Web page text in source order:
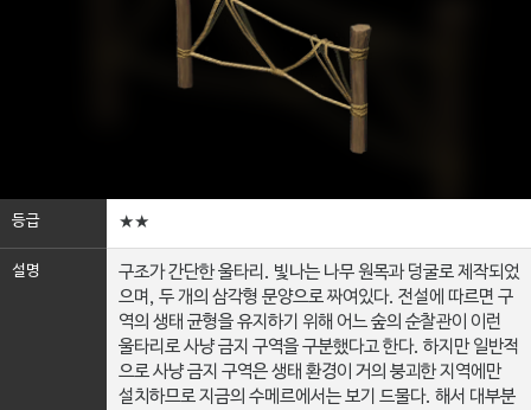
등급 ★★
설명
구조가 간단한 울타리. 빛나는 나무 원목과 덩굴로 제작되었
으며, 두 개의 삼각형 문양으로 짜여있다. 전설에 따르면 구
역의 생태 균형을 유지하기 위해 어느 숲의 순찰관이 이런
울타리로 사냥 금지 구역을 구분했다고 한다. 하지만 일반적
으로 사냥 금지 구역은 생태 환경이 거의 붕괴한 지역에만
설치하므로 지금의 수메르에서는 보기 드물다. 해서 대부분